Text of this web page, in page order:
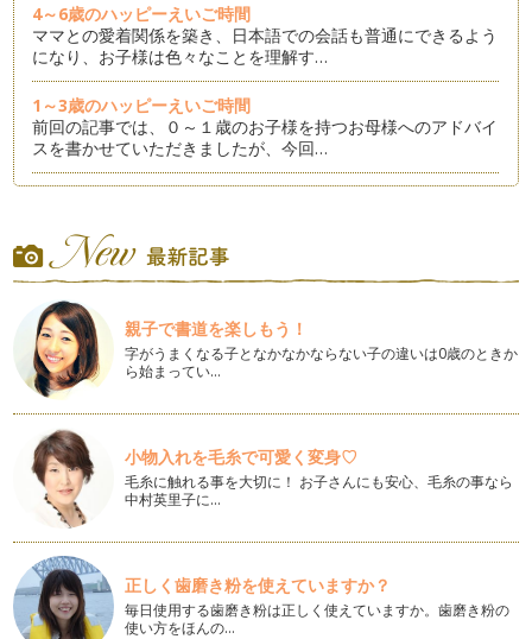
4～6歳のハッピーえいご時間
ママとの愛着関係を築き、日本語での会話も普通にできるよう
になり、お子様は色々なことを理解す…
1～3歳のハッピーえいご時間
前回の記事では、０～１歳のお子様を持つお母様へのアドバイ
スを書かせていただきましたが、今回…
事を書かせていただいておりますが、…
英語のプレスクールについて
今回は、近年よく耳にする英語のプレスクールについて書きた
いと思います。小さい時からお子様を…
おすすめの歌・絵本⑥おやすみの前に
小さいお子様の一日は、あっという間に過ぎてしまいます。1
日に3回の食事、昼寝、買い物やお友…
季節感を英語で感じる
日常生活をする中で、私たちは子どもと一緒にたくさんの経験
をしています。大人にとっては当たり…
英語の発音について
お子様の英語教育に取り組んでいらっしゃるママからよく聞か
れる質問があります。 &n…
親子で書道を楽しもう！
字がうまくなる子となかなかならない子の違いは0歳のときか
ら始まってい…
小物入れを毛糸で可愛く変身♡
毛糸に触れる事を大切に！ お子さんにも安心、毛糸の事なら
中村英里子に…
正しく歯磨き粉を使えていますか？
毎日使用する歯磨き粉は正しく使えていますか。歯磨き粉の
使い方をほんの…